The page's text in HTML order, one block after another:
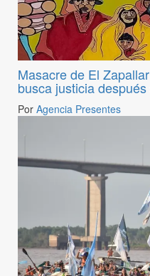
Masacre de El
busca justicia
Por Agencia Presentes